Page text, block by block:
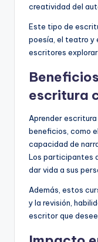
creatividad del
Este tipo de
poesía, el teatro y
escritores explorar
escritura
Aprender
beneficios, como
capacidad de
Los participantes
dar vida a sus
Además, estos
y la revisión,
escritor que